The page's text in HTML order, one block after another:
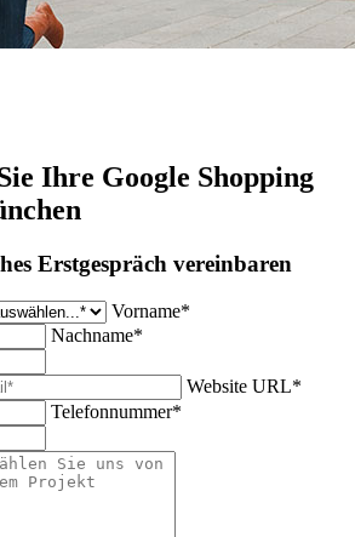
Ihre Google Shopping
Erstgespräch vereinbaren
Vorname*
Nachname*
Website URL*
Telefonnummer*